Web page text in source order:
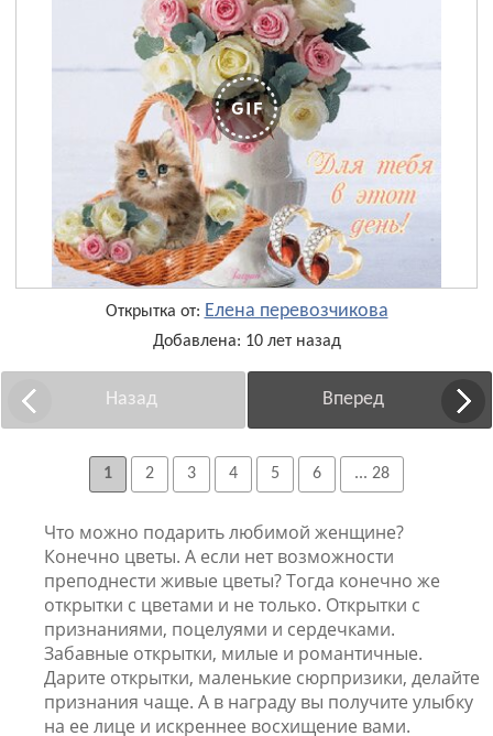
Открытка от: Елена перевозчикова
Добавлена: 10 лет назад
Назад Вперед
1 2 3 4 5 6 ... 28
Что можно подарить любимой женщине?
Конечно цветы. А если нет возможности
преподнести живые цветы? Тогда конечно же
открытки с цветами и не только. Открытки с
признаниями, поцелуями и сердечками.
Забавные открытки, милые и романтичные.
Дарите открытки, маленькие сюрпризики, делайте
признания чаще. А в награду вы получите улыбку
на ее лице и искреннее восхищение вами.